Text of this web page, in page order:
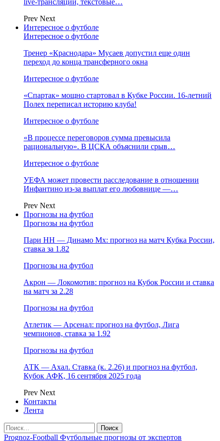
live-трансляции, текстовые…
Prev Next
Интересное о футболе
Интересное о футболе
Тренер «Краснодара» Мусаев допустил еще один
переход до конца трансферного окна
Интересное о футболе
«Спартак» мощно стартовал в Кубке России. 16-летний
Полех переписал историю клуба!
Интересное о футболе
«В процессе переговоров сумма превысила
рациональную». В ЦСКА объяснили срыв…
Интересное о футболе
УЕФА может провести расследование в отношении
Инфантино из‑за выплат его любовнице —…
Prev Next
Прогнозы на футбол
Прогнозы на футбол
Пари НН — Динамо Мх: прогноз на матч Кубка России,
ставка за 1.82
Прогнозы на футбол
Акрон — Локомотив: прогноз на Кубок России и ставка
на матч за 2.28
Прогнозы на футбол
Атлетик — Арсенал: прогноз на футбол, Лига
чемпионов, ставка за 1.92
Прогнозы на футбол
АТК — Ахал. Ставка (к. 2.26) и прогноз на футбол,
Кубок АФК, 16 сентября 2025 года
Prev Next
Контакты
Лента
Prognoz-Football Футбольные прогнозы от экспертов